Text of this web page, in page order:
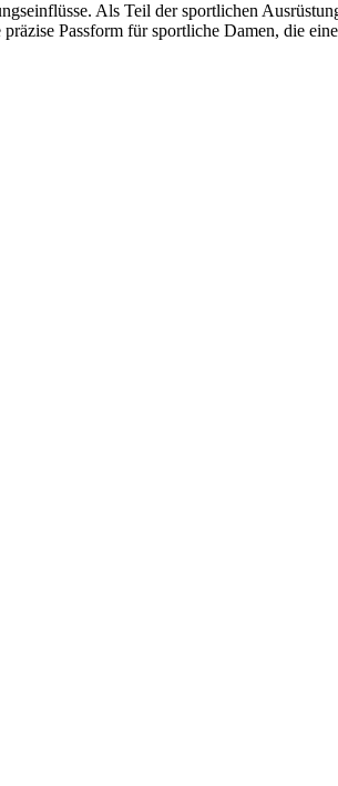
Als Teil der sportlichen
Passform für sportliche Damen, die